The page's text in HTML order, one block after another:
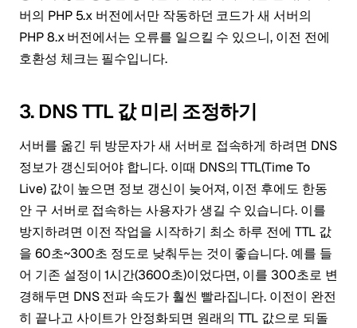
버의 PHP 5.x 버전에서만 작동하던 코드가 새 서버의
PHP 8.x 버전에서는 오류를 일으킬 수 있으니, 이전 전에
호환성 체크는 필수입니다.
3. DNS TTL 값 미리 조정하기
서버를 옮긴 뒤 방문자가 새 서버로 접속하게 하려면 DNS
정보가 갱신되어야 합니다. 이때 DNS의 TTL(Time To
Live) 값이 높으면 정보 갱신이 늦어져, 이전 후에도 한동
안 구 서버로 접속하는 사용자가 생길 수 있습니다. 이를
방지하려면 이전 작업을 시작하기 최소 하루 전에 TTL 값
을 60초~300초 정도로 낮춰두는 것이 좋습니다. 예를 들
어 기존 설정이 1시간(3600초)이었다면, 이를 300초로 변
경해두면 DNS 전파 속도가 훨씬 빨라집니다. 이전이 완전
히 끝나고 사이트가 안정화되면 원래의 TTL 값으로 되돌